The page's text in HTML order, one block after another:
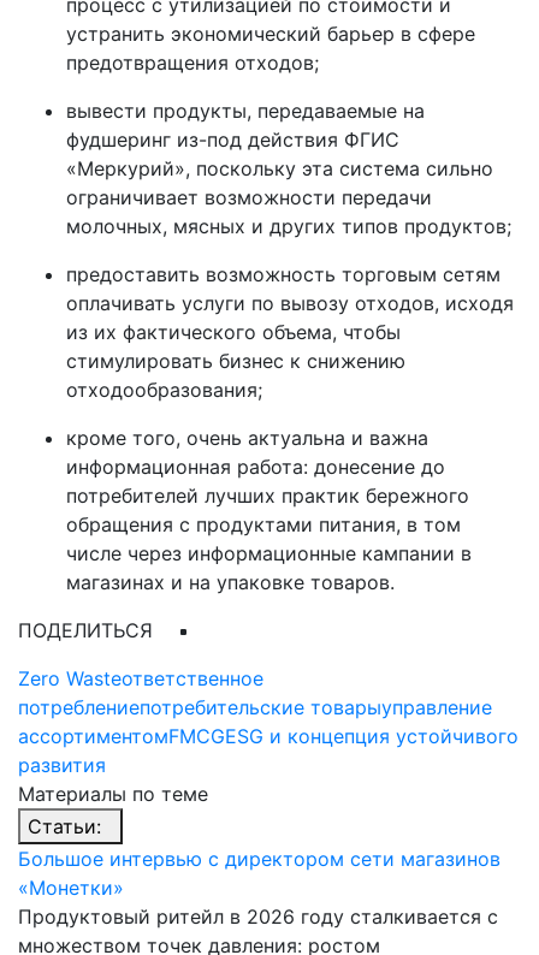
устранить экономический барьер в сфере
предотвращения отходов;
вывести продукты, передаваемые на
фудшеринг из-под действия ФГИС
«Меркурий», поскольку эта система сильно
ограничивает возможности передачи
молочных, мясных и других типов продуктов;
предоставить возможность торговым сетям
оплачивать услуги по вывозу отходов, исходя
из их фактического объема, чтобы
стимулировать бизнес к снижению
отходообразования;
кроме того, очень актуальна и важна
информационная работа: донесение до
потребителей лучших практик бережного
обращения с продуктами питания, в том
числе через информационные кампании в
магазинах и на упаковке товаров.
Zero Wasteответственное
потреблениепотребительские товарыуправление
ассортиментомFMCGESG и концепция устойчивого
развития
ПОДЕЛИТЬСЯ
Материалы по теме
Статьи:
Большое интервью с директором сети магазинов
«Монетки»
Продуктовый ритейл в 2026 году сталкивается с
множеством точек давления: ростом